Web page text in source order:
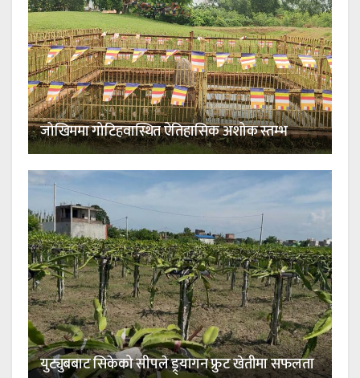
जोखिममा गोटिहवास्थित ऐतिहासिक अशोक स्तम्भ
युट्युबबाट सिकेको सीपले ड्र्यागन फ्रुट खेतीमा सफलता